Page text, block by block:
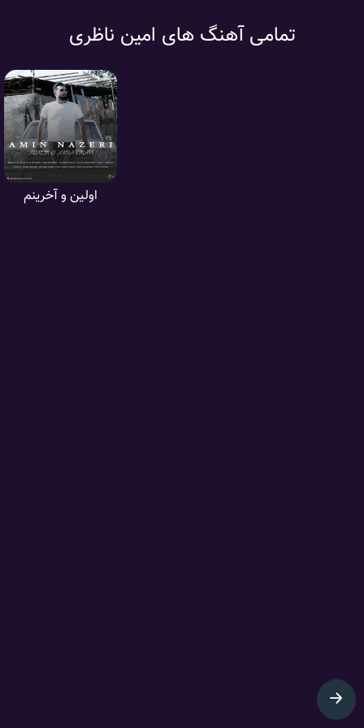
تمامی آهنگ های امین ناظری
اولین و آخرینم